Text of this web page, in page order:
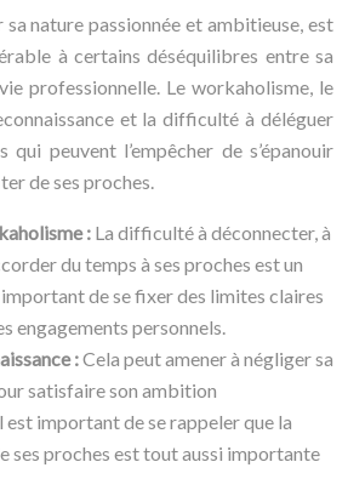
sa nature passionnée et ambitieuse, est
à certains déséquilibres entre sa
professionnelle. Le workaholisme, le
et la difficulté à déléguer
peuvent l’empêcher de s’épanouir
de ses proches.
: La difficulté à déconnecter, à
du temps à ses proches est un
de se fixer des limites claires
engagements personnels.
:Cela peut amener à négliger sa
satisfaire son ambition
important de se rappeler que la
ses proches est tout aussi importante